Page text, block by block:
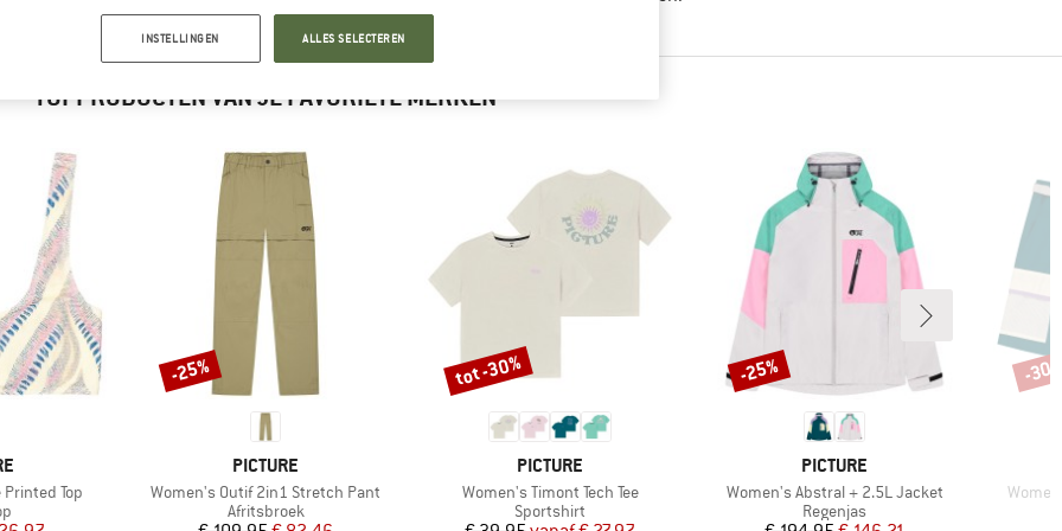
TOPPRODUCTEN VAN JE FAVORIETE MERKEN
Top
MERK
PICTURE
Artikel
Women's Outif 2in1 Stretch Pant
Productgroep
Afritsbroek
Korting
-25%
MERK
PICTURE
Artikel
Women's Timont Tech Tee
Productgroep
Sportshirt
Korting
tot -30%
MERK
PICTURE
Artikel
Women's Abstral + 2.5L Jacket
Productgroep
Regenjas
Korting
-25%
Artikel
-
INSTELLINGEN ALLES SELECTEREN